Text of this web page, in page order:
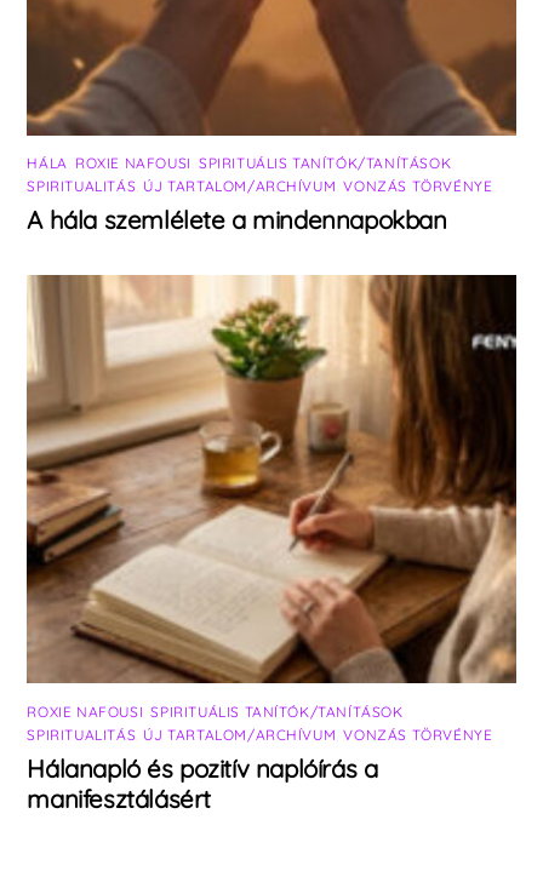
HÁLA ROXIE NAFOUSI SPIRITUÁLIS TANÍTÓK/TANÍTÁSOK
SPIRITUALITÁS ÚJ TARTALOM/ARCHÍVUM ,VONZÁS TÖRVÉNYE
A hála szemlélete a mindennapokban
ROXIE NAFOUSI ,SPIRITUÁLIS TANÍTÓK/TANÍTÁSOK
SPIRITUALITÁS ÚJ TARTALOM/ARCHÍVUM ,VONZÁS TÖRVÉNYE
Hálanapló és pozitív naplóírás a
manifesztálásért